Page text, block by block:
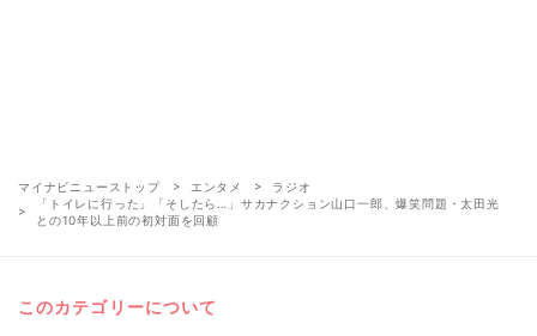
マイナビニューストップ エンタメ
ラジオ
「トイレに行った」「そしたら…」サカナクション山口一郎、爆笑問題・太田光
との10年以上前の初対面を回顧
このカテゴリーについて